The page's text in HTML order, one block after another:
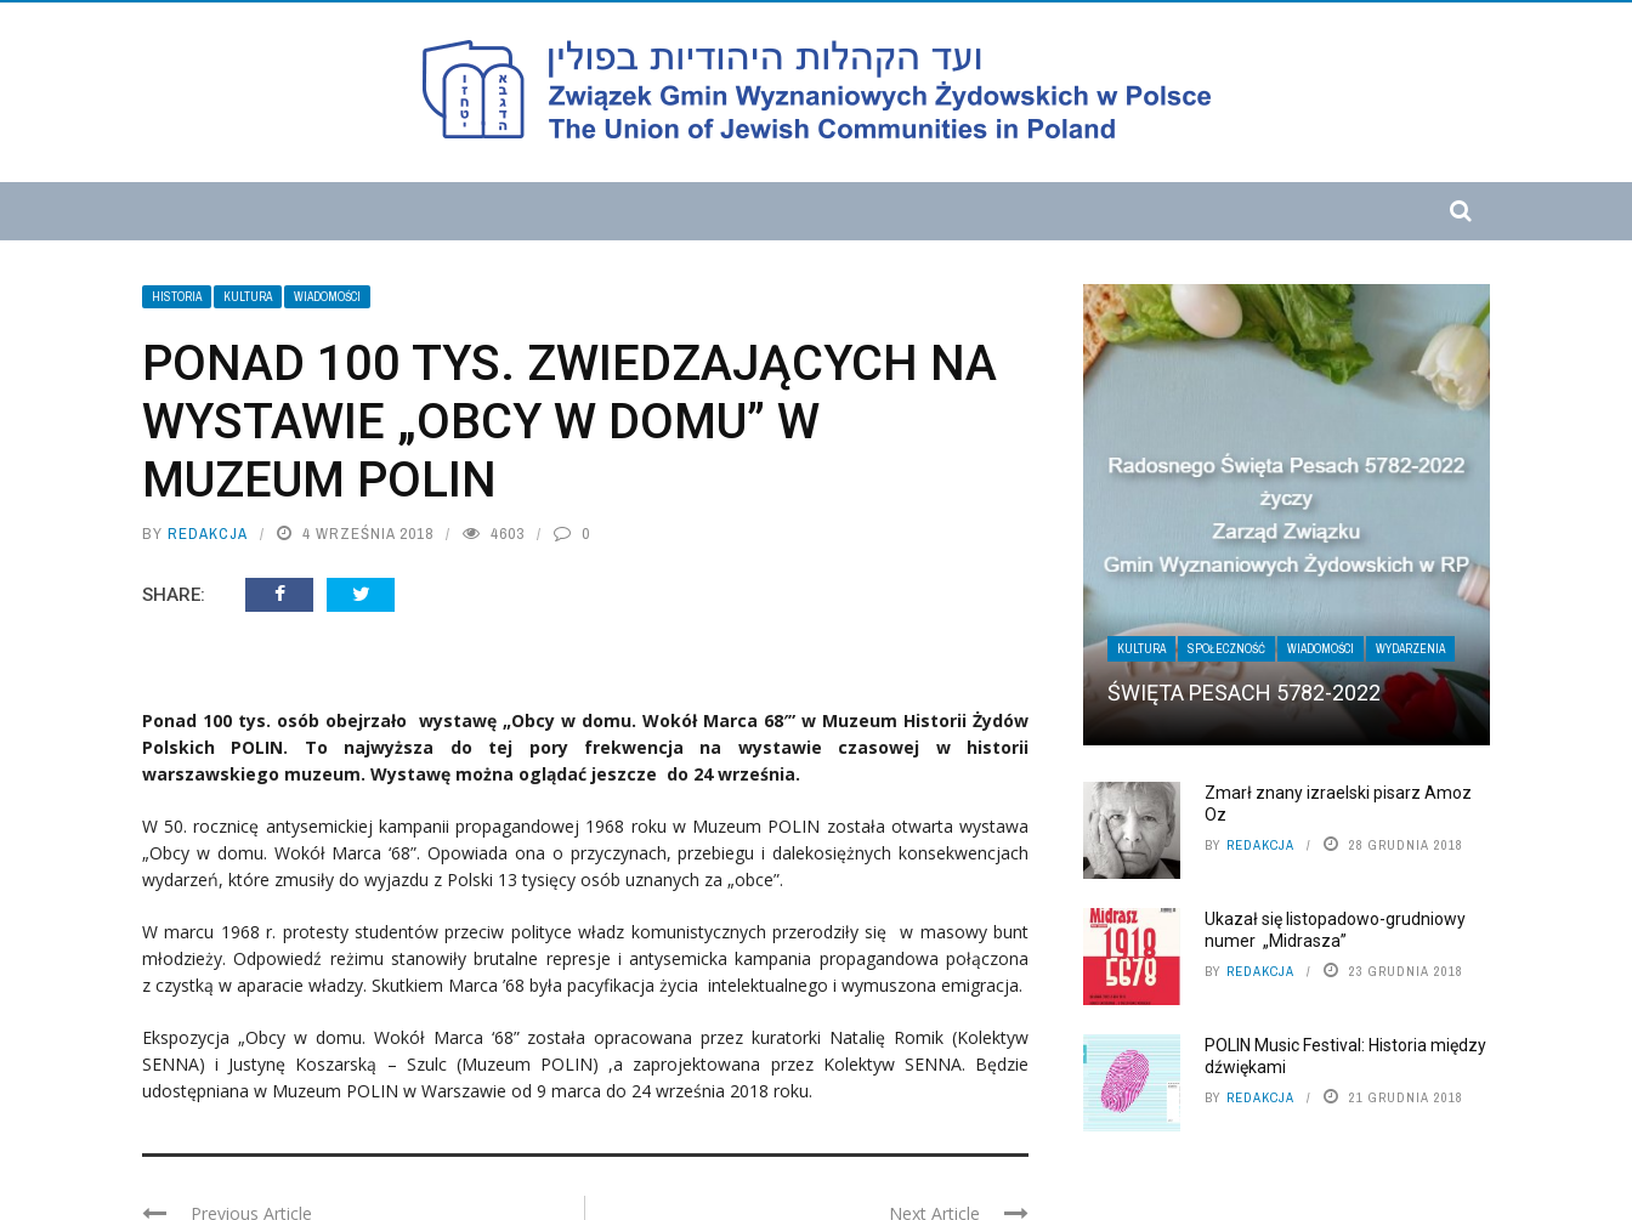
HISTORIA KULTURA WIADOMOŚCI
PONAD 100 TYS. ZWIEDZAJĄCYCH NA
WYSTAWIE „OBCY W DOMU” W
MUZEUM POLIN
BY REDAKCJA 4 WRZEŚNIA 2018 4603 0
SHARE:
Ponad 100 tys. osób obejrzało wystawę „Obcy w domu. Wokół Marca 68′” w Muzeum Historii Żydów
Polskich POLIN. To najwyższa do tej pory frekwencja na wystawie czasowej w historii
warszawskiego muzeum. Wystawę można oglądać jeszcze do 24 września.
W 50. rocznicę antysemickiej kampanii propagandowej 1968 roku w Muzeum POLIN została otwarta wystawa
„Obcy w domu. Wokół Marca ‘68”. Opowiada ona o przyczynach, przebiegu i dalekosiężnych konsekwencjach
wydarzeń, które zmusiły do wyjazdu z Polski 13 tysięcy osób uznanych za „obce”.
W marcu 1968 r. protesty studentów przeciw polityce władz komunistycznych przerodziły się w masowy bunt
młodzieży. Odpowiedź reżimu stanowiły brutalne represje i antysemicka kampania propagandowa połączona
z czystką w aparacie władzy. Skutkiem Marca ’68 była pacyfikacja życia intelektualnego i wymuszona emigracja.
Ekspozycja „Obcy w domu. Wokół Marca ‘68” została opracowana przez kuratorki Natalię Romik (Kolektyw
SENNA) i Justynę Koszarską – Szulc (Muzeum POLIN) ,a zaprojektowana przez Kolektyw SENNA. Będzie
udostępniana w Muzeum POLIN w Warszawie od 9 marca do 24 września 2018 roku.
Previous Article Next Article
KULTURA SPOŁECZNOŚĆ WIADOMOŚCI WYDARZENIA
ŚWIĘTA PESACH 5782-2022
Zmarł znany izraelski pisarz Amoz
Oz
BY REDAKCJA 28 GRUDNIA 2018
Ukazał się listopadowo-grudniowy
numer „Midrasza”
BY REDAKCJA 23 GRUDNIA 2018
POLIN Music Festival: Historia między
dźwiękami
BY REDAKCJA 21 GRUDNIA 2018